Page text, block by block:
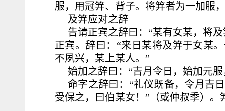
服，用冠笄、背子。将笄者为一加服
及笄应对之辞
告请正宾之辞曰：“某有女某，将
正宾。辞曰：“来日某将及笄于女某
不夙兴，某上某人。”
始加之辞曰：“吉月令日，始加元
命字之辞曰：“礼仪既备，令月吉
受保之，曰伯某女！”（或仲叔季）